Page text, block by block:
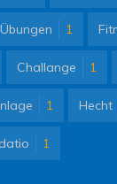
Übungen 1
Challange 1
1 Hecht
1